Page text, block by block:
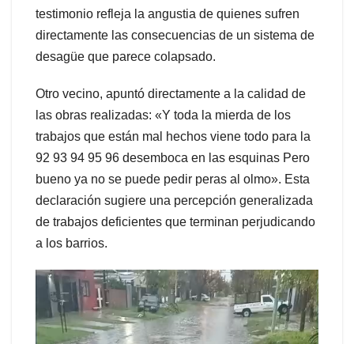
testimonio refleja la angustia de quienes sufren
directamente las consecuencias de un sistema de
desagüe que parece colapsado.
Otro vecino, apuntó directamente a la calidad de
las obras realizadas: «Y toda la mierda de los
trabajos que están mal hechos viene todo para la
92 93 94 95 96 desemboca en las esquinas Pero
bueno ya no se puede pedir peras al olmo». Esta
declaración sugiere una percepción generalizada
de trabajos deficientes que terminan perjudicando
a los barrios.